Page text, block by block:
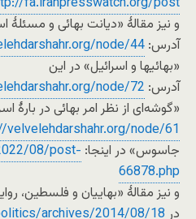
و نیز مقالۀ «دیانت بهائی و مسئلۀ
آدرس:node/44
«بهائیها و اسرائیل» در این
آدرس: node/72
«گوشه‌ای از نظر امر بهائی در بارۀ
velvelehdarshahr.org/node/61
جاسوس» در اینجا: 08/post-
66878.php
و نیز مقالۀ «بهاییان و فلسطین،
در archives/2014/08/18